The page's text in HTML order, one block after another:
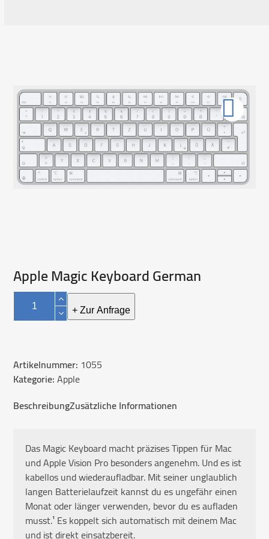
Apple Magic Keyboard German
Apple
Magic
Keyboard
+ Zur Anfrage
Artikelnummer: 1055
Kategorie:Apple
BeschreibungZusätzliche Informationen
Das Magic Keyboard macht präzises Tippen für Mac
und Apple Vision Pro besonders angenehm. Und es ist
kabellos und wieder­aufladbar. Mit seiner unglaublich
langen Batterie­laufzeit kannst du es ungefähr einen
Monat oder länger verwenden, bevor du es aufladen
musst.¹ Es koppelt sich automatisch mit deinem Mac
und ist direkt einsatzbereit.